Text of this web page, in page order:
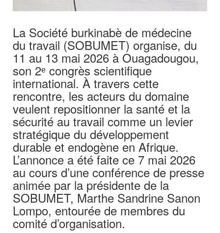
La Société burkinabè de médecine
du travail (SOBUMET) organise, du
11 au 13 mai 2026 à Ouagadougou,
son 2ᵉ congrès scientifique
international. À travers cette
rencontre, les acteurs du domaine
veulent repositionner la santé et la
sécurité au travail comme un levier
stratégique du développement
durable et endogène en Afrique.
L’annonce a été faite ce 7 mai 2026
au cours d’une conférence de presse
animée par la présidente de la
SOBUMET, Marthe Sandrine Sanon
Lompo, entourée de membres du
comité d’organisation.